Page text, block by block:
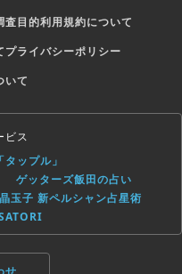
査目的利用規約について
プライバシーポリシー
いて
ビス
ップル」
ゲッターズ飯田の占い
玉子 新ペルシャン占星術
せ